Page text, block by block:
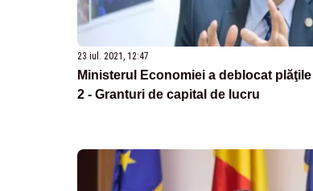
23 iul. 2021, 12:47
Ministerul Economiei a deblocat
2 - Granturi de capital de lucru